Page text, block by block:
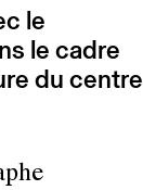
le
le cadre
du centre